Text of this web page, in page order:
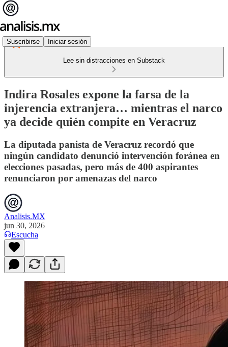
Suscribirse Iniciar sesión
Lee sin distracciones en Substack
Indira Rosales expone la farsa de la
injerencia extranjera… mientras el narco
ya decide quién compite en Veracruz
La diputada panista de Veracruz recordó que
ningún candidato denunció intervención foránea en
elecciones pasadas, pero más de 400 aspirantes
renunciaron por amenazas del narco
Analisis.MX
jun 30, 2026
Escucha